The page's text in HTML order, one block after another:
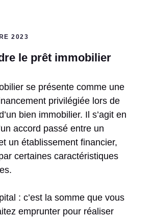
2023
le prêt immobilier
se présente comme une
privilégiée lors de
bien immobilier. Il s’agit en
accord passé entre un
un établissement financier,
certaines caractéristiques
: c’est la somme que vous
emprunter pour réaliser